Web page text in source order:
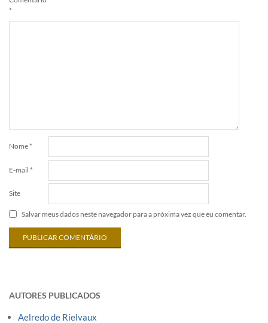
*
Nome *
E-mail *
Site
Salvar meus dados neste navegador para a próxima vez que eu comentar.
AUTORES PUBLICADOS
Aelredo de Rielvaux